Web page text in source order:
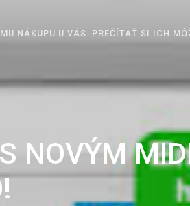
NÁKUPU U VÁS. PREČÍTAŤ SI ICH
NOVÝM